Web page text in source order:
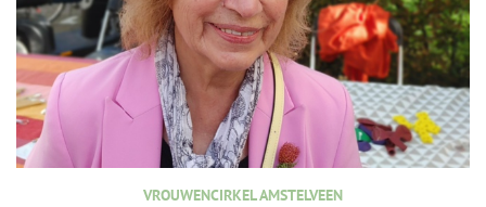
VROUWENCIRKEL AMSTELVEEN